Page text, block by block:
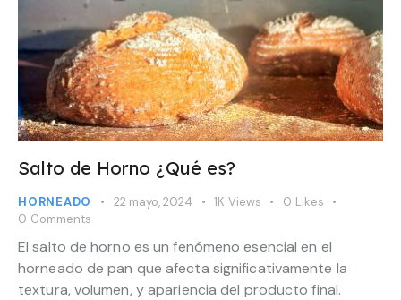
Salto de Horno ¿Qué es?
HORNEADO 22 mayo, 2024 1K Views 0 Likes
0 Comments
El salto de horno es un fenómeno esencial en el
horneado de pan que afecta significativamente la
textura, volumen, y apariencia del producto final.